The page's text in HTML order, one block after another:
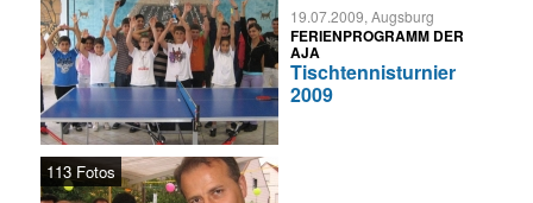
19.07.2009, Augsburg
FERIENPROGRAMM DER
AJA
Tischtennisturnier
2009
113 Fotos